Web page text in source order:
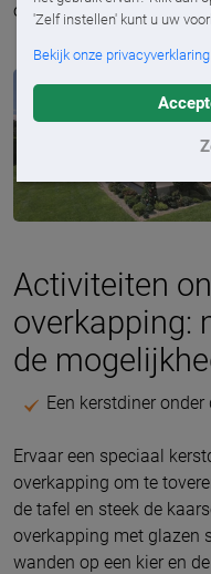
'Zelf instellen' kunt u uw
Bekijk onze privacyverklaring
of de gelegenheid. Wat
Activiteiten
overkapping:
de
Een kerstdiner onder
Ervaar een speciaal
overkapping om te
de tafel en steek de
overkapping met glazen
wanden op een kier en